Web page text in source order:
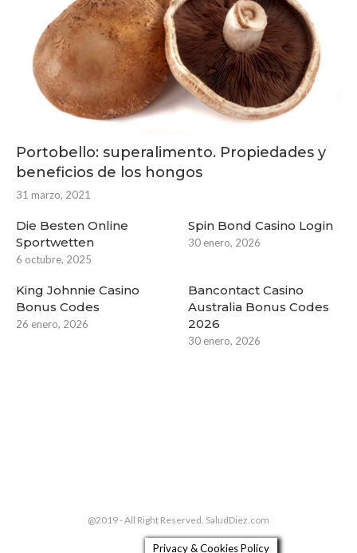
Portobello: superalimento. Propiedades y
beneficios de los hongos
31 marzo, 2021
Die Besten Online
Sportwetten
6 octubre, 2025
Spin Bond Casino Login
30 enero, 2026
King Johnnie Casino
Bonus Codes
26 enero, 2026
Bancontact Casino
Australia Bonus Codes
2026
30 enero, 2026
@2019 - All Right Reserved. SaludDiez.com
Privacy & Cookies Policy